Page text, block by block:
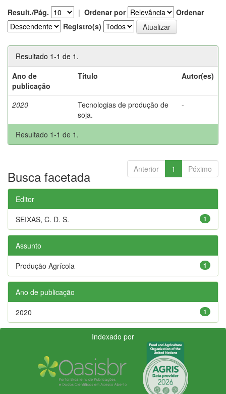
Result./Pág. | Ordenar por
Ordenar
Registro(s)
Resultado 1-1 de 1.
Ano de
publicação
Título Autor(es)
2020
Tecnologias de produção de
soja.
-
Resultado 1-1 de 1.
Anterior 1 Póximo
Busca facetada
Editor
1
SEIXAS, C. D. S.
Assunto
1
Produção Agrícola
Ano de publicação
1
2020
Indexado por